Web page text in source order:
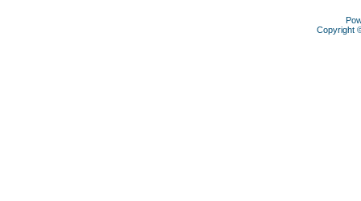
Copyright